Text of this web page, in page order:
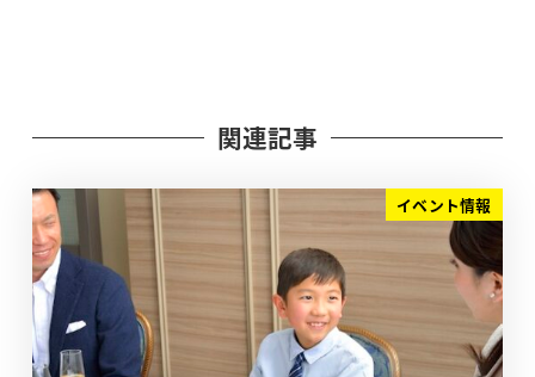
関連記事
イベント情報